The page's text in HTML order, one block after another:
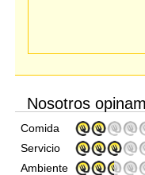
Nosotros
Comida
Servicio
Ambiente